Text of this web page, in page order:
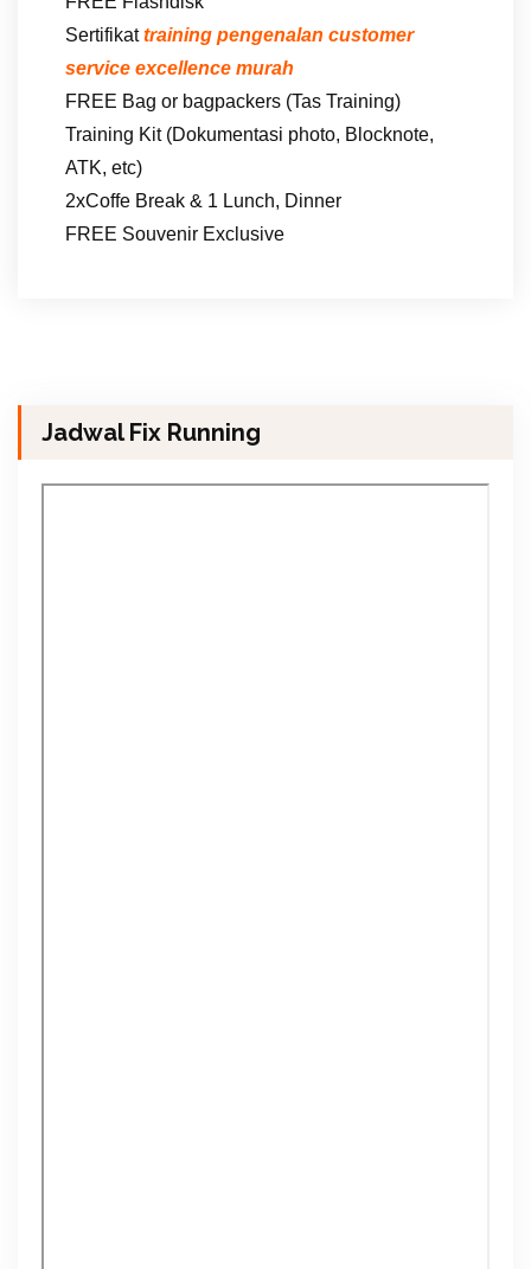
Sertifikattraining pengenalan customer
service excellence murah
FREE Bag or bagpackers (Tas Training)
Training Kit (Dokumentasi photo, Blocknote,
ATK, etc)
2xCoffe Break & 1 Lunch, Dinner
FREE Souvenir Exclusive
Jadwal Fix Running